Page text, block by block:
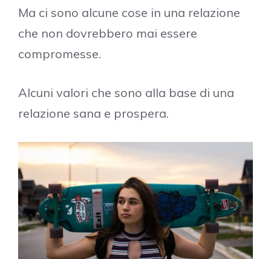
Ma ci sono alcune cose in una relazione
che non dovrebbero mai essere
compromesse.
Alcuni valori che sono alla base di una
relazione sana e prospera.